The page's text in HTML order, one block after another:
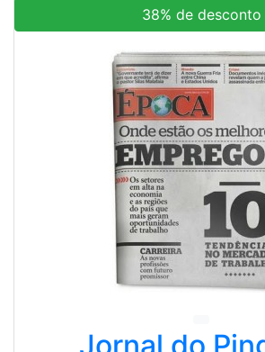
38% de desconto